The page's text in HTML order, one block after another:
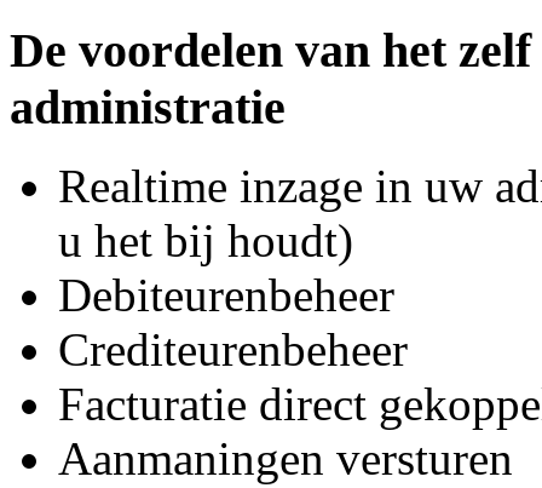
De voordelen van het
administratie
Realtime inzage in uw
u het bij houdt)
Debiteurenbeheer
Crediteurenbeheer
Facturatie direct
Aanmaningen versturen